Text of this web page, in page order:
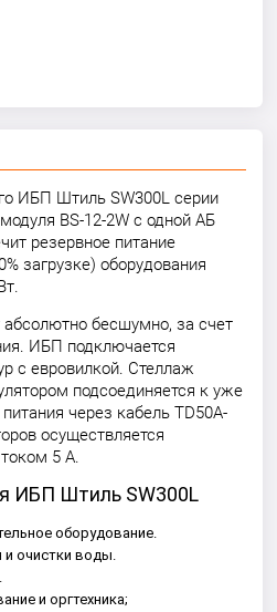
ИБП Штиль SW300L серии
BS-12-2W с одной АБ
резервное питание
загрузке) оборудования
бесшумно, за счет
ИБП подключается
с евровилкой. Стеллаж
подсоединяется к уже
через кабель TD50A-
осуществляется
5 А.
ИБП Штиль SW300L
оборудование.
очистки воды.
и оргтехника;